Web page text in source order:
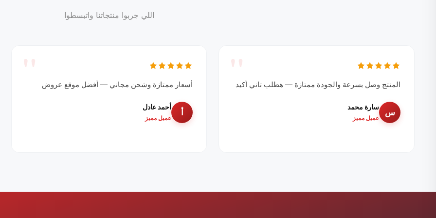
اللي جربوا منتجاتنا واتبسطوا
المنتج وصل بسرعة والجودة ممتازة — هطلب تاني أكيد
س
سارة محمد
عميل مميز
أسعار ممتازة وشحن مجاني — أفضل موقع عروض
أ
أحمد عادل
عميل مميز